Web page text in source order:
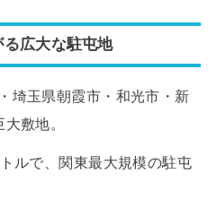
広大な駐屯地
埼玉県朝霞市・和光市・新
敷地。
ルで、関東最大規模の駐屯